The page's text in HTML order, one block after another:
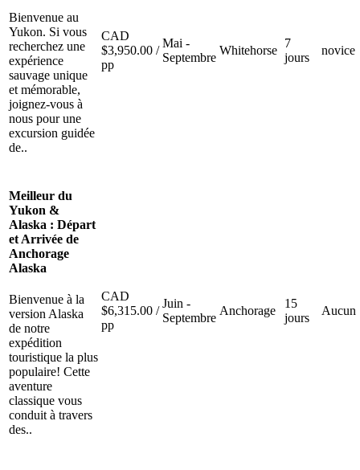
Bienvenue au
Yukon. Si vous
recherchez une
expérience
sauvage unique
et mémorable,
joignez-vous à
nous pour une
excursion guidée
de..
CAD
$3,950.00 /
pp
Mai -
Septembre
Whitehorse
7
jours
novice
Meilleur du
Yukon &
Alaska : Départ
et Arrivée de
Anchorage
Alaska
Bienvenue à la
version Alaska
de notre
expédition
touristique la plus
populaire! Cette
aventure
classique vous
conduit à travers
des..
CAD
$6,315.00 /
pp
Juin -
Septembre
Anchorage
15
jours
Aucun